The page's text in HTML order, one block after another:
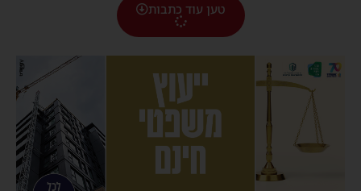
טען עוד כתבות